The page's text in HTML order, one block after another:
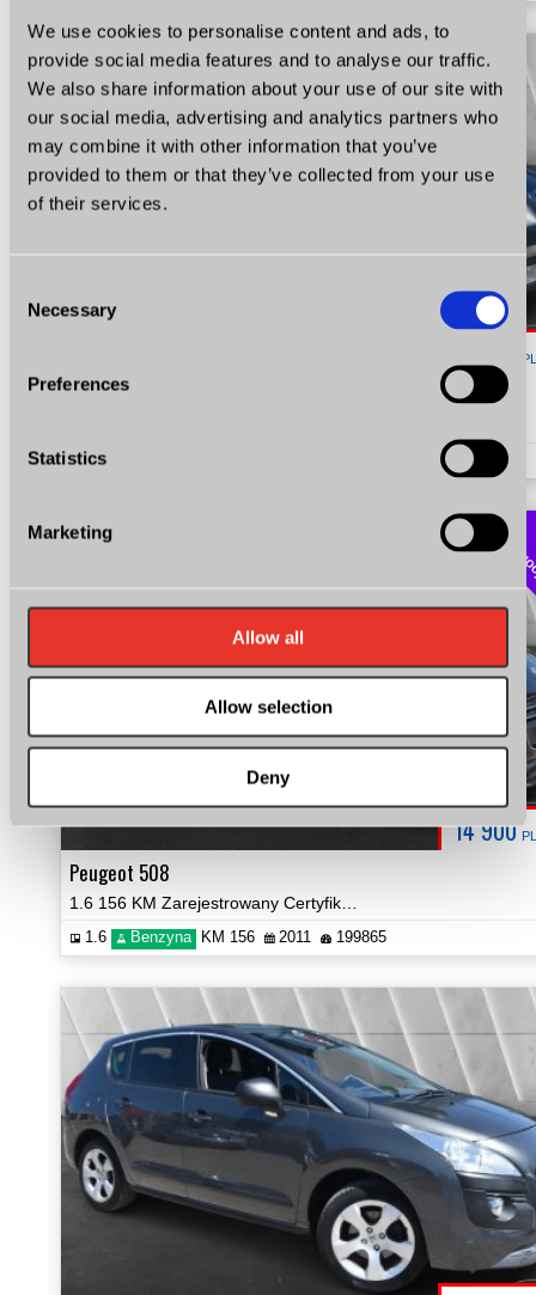
We use cookies to personalise content and ads, to
provide social media features and to analyse our traffic.
We also share information about your use of our site with
our social media, advertising and analytics partners who
may combine it with other information that you’ve
provided to them or that they’ve collected from your use
of their services.
Selection
Necessary
Preferences
Statistics
Marketing
Allow all
Allow selection
Deny
Skoda Octavia
1.6
14 900
do
Peugeot 508
1.6 Benzyna KM 156 2011 199865